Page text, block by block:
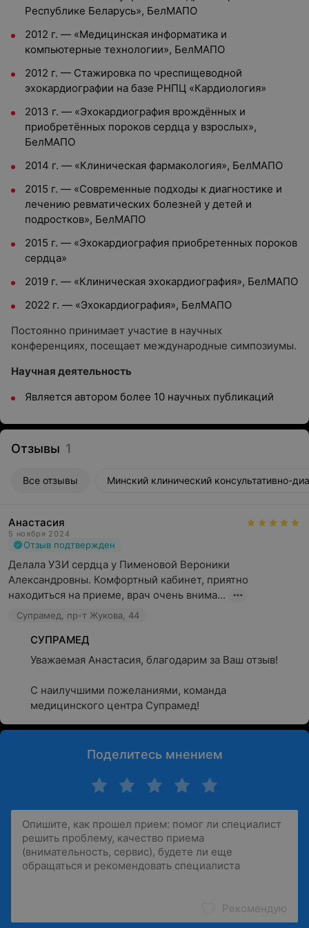
Республике Беларусь», БелМАПО
2012 г. — «Медицинская информатика и
компьютерные технологии», БелМАПО
2012 г. — Стажировка по чреспищеводной
эхокардиографии на базе РНПЦ «Кардиология»
2013 г. — «Эхокардиография врождённых и
приобретённых пороков сердца у взрослых»,
БелМАПО
2014 г. — «Клиническая фармакология», БелМАПО
2015 г. — «Современные подходы к диагностике и
лечению ревматических болезней у детей и
подростков», БелМАПО
2015 г. — «Эхокардиография приобретенных пороков
сердца»
2019 г. — «Клиническая эхокардиография», БелМАПО
2022 г. — «Эхокардиография», БелМАПО
Постоянно принимает участие в научных
конференциях, посещает международные симпозиумы.
Научная деятельность
Является автором более 10 научных публикаций
Отзывы 1
Все отзывы Минский клинический консультативно-
Анастасия
5 ноября 2024
Отзыв подтвержден
Делала УЗИ сердца у Пименовой Вероники
Александровны. Комфортный кабинет, приятно
находиться на приеме, врач очень внима...
Супрамед, пр-т Жукова, 44
СУПРАМЕД
Уважаемая Анастасия, благодарим за Ваш отзыв!
С наилучшими пожеланиями, команда
медицинского центра Супрамед!
Поделитесь мнением
Рекомендую